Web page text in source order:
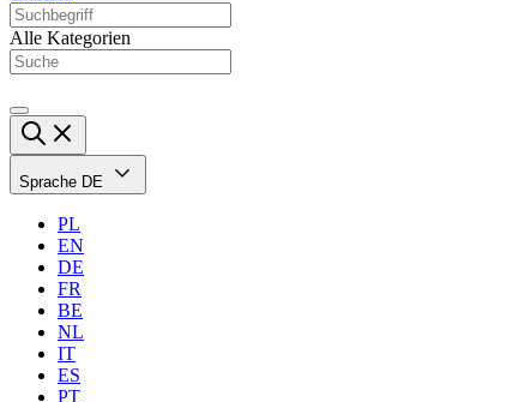
Alle Kategorien
Sprache DE
PL
EN
DE
FR
BE
NL
IT
ES
PT